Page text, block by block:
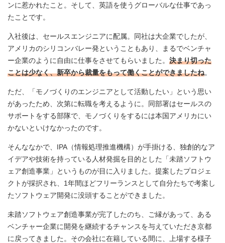
ンに惹かれたこと。そして、英語を使うグローバルな仕事であっ
たことです。
入社後は、セールスエンジニアに配属。同社は大企業でしたが、
アメリカのシリコンバレー発ということもあり、まるでベンチャ
ー企業のように自由に仕事をさせてもらいました。 決まり切った
ことは少なく、新卒から裁量をもって働くことができましたね。
ただ、「モノづくりのエンジニアとして活動したい」という思い
があったため、次第に転職を考えるように。同部署はセールスの
サポートをする部隊で、モノづくりをするには本国アメリカにい
かないといけなかったのです。
そんななかで、IPA（情報処理推進機構）が手掛ける、独創的なア
イデアや技術を持っている人材発掘を目的とした「未踏ソフトウ
ェア創造事業」というものが目に入りました。提案したプロジェ
クトが採択され、1年間ほどフリーランスとして自分たちで考案し
たソフトウェア開発に没頭することができました。
未踏ソフトウェア創造事業が完了したのち、ご縁があって、ある
ベンチャー企業に開発を継続するチャンスを与えていただき京都
に戻ってきました。その会社に在籍している間に、上場する様子